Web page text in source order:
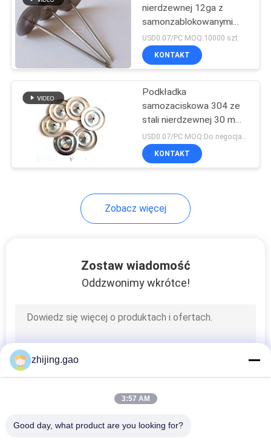
Szkło laminowane
tkaniną
Metalowa siatka
Klipsy do paneli
słonecznych
nierdzewnej 12ga z
samonzablokowanymi
pralkami do mocowania
koca lub wyjmowanej
podkładki
USD0.07/PC MOQ:10000 szt
KONTAKT
Podkładka
samozaciskowa 304 ze
stali nierdzewnej 30 mm
Do samoprzylepnych
szpilek izolacyjnych
USD0.07/PC MOQ:Do negocjacji
KONTAKT
Zobacz więcej
Zostaw wiadomość
Oddzwonimy wkrótce!
zhijing.gao
3:57 AM
Good day, what product are you looking for?